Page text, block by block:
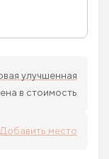
улучшенная
в стоимость
Добавить место